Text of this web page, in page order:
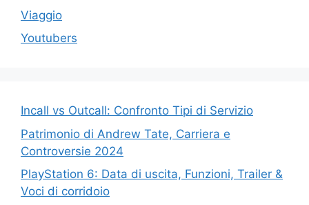
Viaggio
Youtubers
Incall vs Outcall: Confronto Tipi di Servizio
Patrimonio di Andrew Tate, Carriera e
Controversie 2024
PlayStation 6: Data di uscita, Funzioni, Trailer &
Voci di corridoio